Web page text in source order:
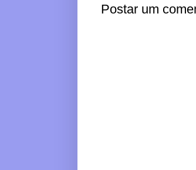
Postar um